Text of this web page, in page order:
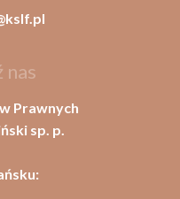
nas
Prawnych
sp. p.